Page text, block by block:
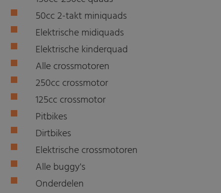
50cc 2-takt miniquads
Elektrische midiquads
Elektrische kinderquad
Alle crossmotoren
250cc crossmotor
125cc crossmotor
Pitbikes
Dirtbikes
Elektrische crossmotoren
Alle buggy's
Onderdelen